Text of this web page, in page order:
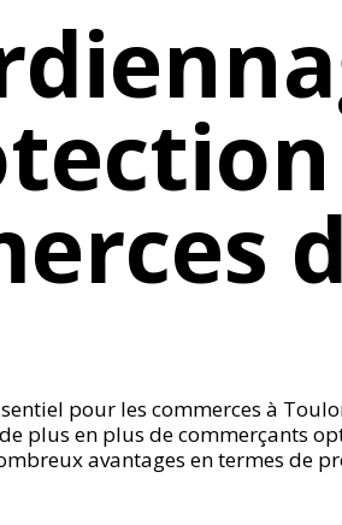
pour les commerces à
plus en plus de commerçants
avantages en termes de